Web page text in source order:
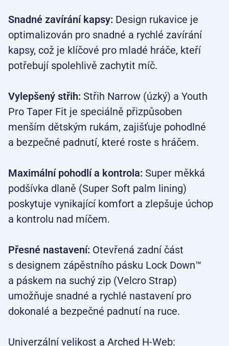
Snadné zavírání kapsy: Design rukavice je
optimalizován pro snadné a rychlé zavírání
kapsy, což je klíčové pro mladé hráče, kteří
potřebují spolehlivě zachytit míč.
Vylepšený střih: Střih Narrow (úzký) a Youth
Pro Taper Fit je speciálně přizpůsoben
menším dětským rukám, zajišťuje pohodlné
a bezpečné padnutí, které roste s hráčem.
Maximální pohodlí a kontrola: Super měkká
podšívka dlaně (Super Soft palm lining)
poskytuje vynikající komfort a zlepšuje úchop
a kontrolu nad míčem.
Přesné nastavení: Otevřená zadní část
s designem zápěstního pásku Lock Down™
a páskem na suchý zip (Velcro Strap)
umožňuje snadné a rychlé nastavení pro
dokonalé a bezpečné padnutí na ruce.
Univerzální velikost a Arched H-Web: